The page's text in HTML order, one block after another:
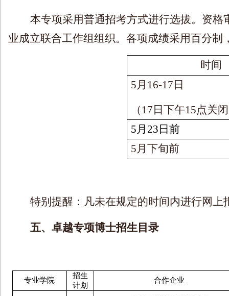
本专项采用普通招考方式进行选拔。资
业成立联合工作组组织。各项成绩采用百分制
时间
5月 16-17 日
（ 17 日下午15点关
5月 23 日前
5月下旬前
特别提醒：凡未在规定的时间内进行网
五、卓越专项博士招生目录
专业学院
招生
计划
合作企业